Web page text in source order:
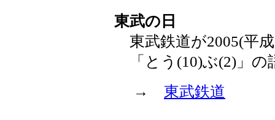
東武の日
東武鉄道が2005(平
「とう(10)ぶ(2)」の
→ 東武鉄道